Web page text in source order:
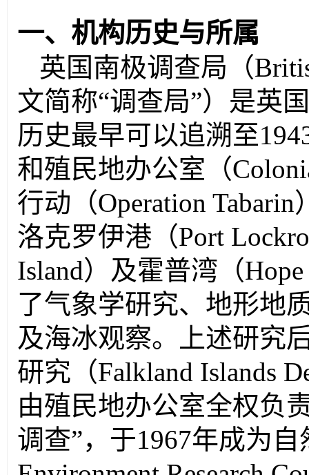
一、机构历史与所属
英国南极调查局（
文简称“调查局”）是英
历史最早可以追溯至
和殖民地办公室（
行动（Operation Tabarin
洛克罗伊港（Port
Island）及霍普湾（
了气象学研究、地形地
及海冰观察。上述研究
研究（Falkland Islands
由殖民地办公室全权负
调查”，于1967年成为自